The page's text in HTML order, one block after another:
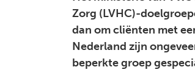
Zorg (LVHC)-
dan om cliënten met
Nederland zijn
beperkte groep